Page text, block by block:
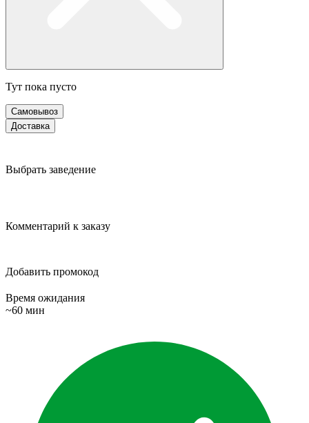
Тут пока пусто
Самовывоз
Доставка
Выбрать заведение
Комментарий к заказу
Добавить промокод
Время ожидания
~60 мин